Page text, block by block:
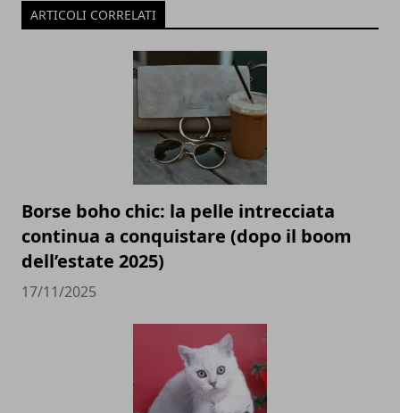
ARTICOLI CORRELATI
Borse boho chic: la pelle intrecciata
continua a conquistare (dopo il boom
dell’estate 2025)
17/11/2025